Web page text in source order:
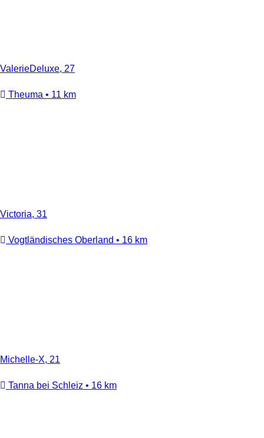
ValerieDeluxe, 27
Theuma • 11 km
Victoria, 31
Vogtländisches Oberland • 16 km
Michelle-X, 21
Tanna bei Schleiz • 16 km